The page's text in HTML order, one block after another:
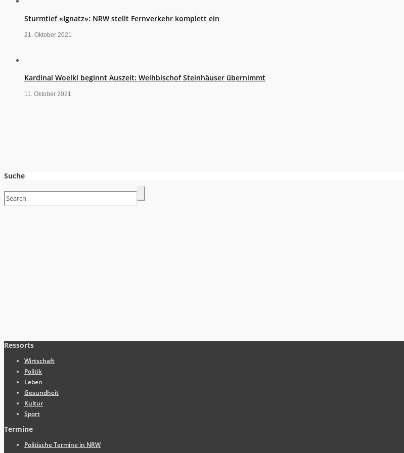
Sturmtief «Ignatz»: NRW stellt Fernverkehr komplett ein
21. Oktober 2021
Kardinal Woelki beginnt Auszeit: Weihbischof Steinhäuser übernimmt
11. Oktober 2021
Suche
Ressorts
Wirtschaft
Politik
Leben
Gesundheit
Kultur
Sport
Termine
Politische Termine in NRW